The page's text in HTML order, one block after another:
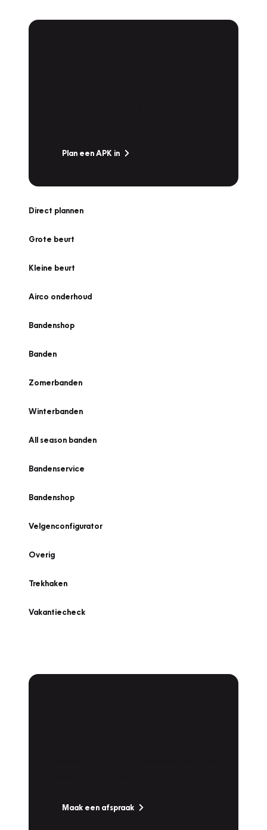
Plan een APK in
Direct plannen
Grote beurt
Kleine beurt
Airco onderhoud
Bandenshop
Banden
Zomerbanden
Winterbanden
All season banden
Bandenservice
Bandenshop
Velgenconfigurator
Overig
Trekhaken
Vakantiecheck
Maak een afspraak